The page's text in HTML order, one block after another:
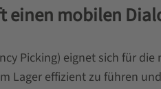
einen mobilen
Picking) eignet sich für
Lager effizient zu führen